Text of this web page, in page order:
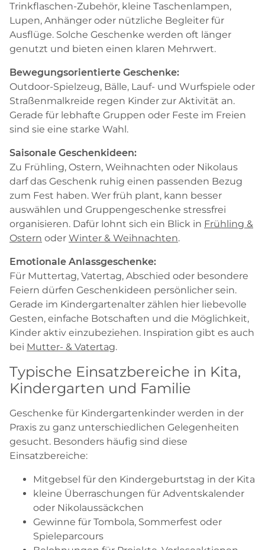
Trinkflaschen-Zubehör, kleine Taschenlampen,
Lupen, Anhänger oder nützliche Begleiter für
Ausflüge. Solche Geschenke werden oft länger
genutzt und bieten einen klaren Mehrwert.
Bewegungsorientierte Geschenke:
Outdoor-Spielzeug, Bälle, Lauf- und Wurfspiele oder
Straßenmalkreide regen Kinder zur Aktivität an.
Gerade für lebhafte Gruppen oder Feste im Freien
sind sie eine starke Wahl.
Saisonale Geschenkideen:
Zu Frühling, Ostern, Weihnachten oder Nikolaus
darf das Geschenk ruhig einen passenden Bezug
zum Fest haben. Wer früh plant, kann besser
auswählen und Gruppengeschenke stressfrei
organisieren. Dafür lohnt sich ein Blick in Frühling &
Ostern oder Winter & Weihnachten.
Emotionale Anlassgeschenke:
Für Muttertag, Vatertag, Abschied oder besondere
Feiern dürfen Geschenkideen persönlicher sein.
Gerade im Kindergartenalter zählen hier liebevolle
Gesten, einfache Botschaften und die Möglichkeit,
Kinder aktiv einzubeziehen. Inspiration gibt es auch
bei Mutter- & Vatertag.
Typische Einsatzbereiche in Kita,
Kindergarten und Familie
Geschenke für Kindergartenkinder werden in der
Praxis zu ganz unterschiedlichen Gelegenheiten
gesucht. Besonders häufig sind diese
Einsatzbereiche:
Mitgebsel für den Kindergeburtstag in der Kita
kleine Überraschungen für Adventskalender
oder Nikolaussäckchen
Gewinne für Tombola, Sommerfest oder
Spieleparcours